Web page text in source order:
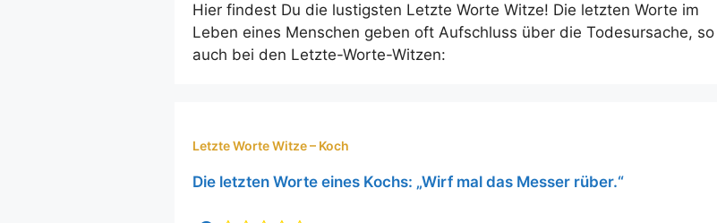
Hier findest Du die lustigsten Letzte Worte Witze! Die letzten Worte im
Leben eines Menschen geben oft Aufschluss über die Todesursache, so
auch bei den Letzte-Worte-Witzen:
Letzte Worte Witze – Koch
Die letzten Worte eines Kochs: „Wirf mal das Messer rüber.“